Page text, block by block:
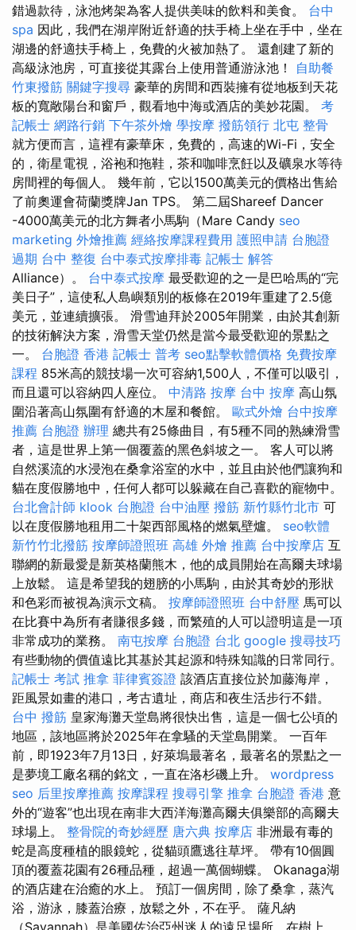
錯過款待，泳池烤架為客人提供美味的飲料和美食。 台中
spa 因此，我們在湖岸附近舒適的扶手椅上坐在手中，坐在
湖邊的舒適扶手椅上，免費的火被加熱了。 還創建了新的
高級泳池房，可直接從其露台上使用普通游泳池！ 自助餐
竹東撥筋 關鍵字搜尋 豪華的房間和西裝擁有從地板到天花
板的寬敞陽台和窗戶，觀看地中海或酒店的美妙花園。 考
記帳士 網路行銷 下午茶外燴 學按摩 撥筋領行 北屯 整骨
就方便而言，這裡有豪華床，免費的，高速的Wi-Fi，安全
的，衛星電視，浴袍和拖鞋，茶和咖啡烹飪以及礦泉水等待
房間裡的每個人。 幾年前，它以1500萬美元的價格出售給
了前奧運會荷蘭獎牌Jan TPS。 第二屆Shareef Dancer
-4000萬美元的北方舞者小馬駒（Mare Candy seo
marketing 外燴推薦 經絡按摩課程費用 護照申請 台胞證
過期 台中 整復 台中泰式按摩排毒 記帳士 解答
Alliance）。 台中泰式按摩 最受歡迎的之一是巴哈馬的“完
美日子”，這使私人島嶼類別的板條在2019年重建了2.5億
美元，並連續擴張。 滑雪迪拜於2005年開業，由於其創新
的技術解決方案，滑雪天堂仍然是當今最受歡迎的景點之
一。 台胞證 香港 記帳士 普考 seo點擊軟體價格 免費按摩
課程 85米高的競技場一次可容納1,500人，不僅可以吸引，
而且還可以容納四人座位。 中清路 按摩 台中 按摩 高山氛
圍沿著高山氛圍有舒適的木屋和餐館。 歐式外燴 台中按摩
推薦 台胞證 辦理 總共有25條曲目，有5種不同的熟練滑雪
者，這是世界上第一個覆蓋的黑色斜坡之一。 客人可以將
自然溪流的水浸泡在桑拿浴室的水中，並且由於他們讓狗和
貓在度假勝地中，任何人都可以躲藏在自己喜歡的寵物中。
台北會計師 klook 台胞證 台中油壓 撥筋 新竹縣竹北市 可
以在度假勝地租用二十架西部風格的燃氣壁爐。 seo軟體
新竹竹北撥筋 按摩師證照班 高雄 外燴 推薦 台中按摩店 互
聯網的新最愛是新英格蘭熊木，他的成員開始在高爾夫球場
上放鬆。 這是希望我的翅膀的小馬駒，由於其奇妙的形狀
和色彩而被視為演示文稿。 按摩師證照班 台中舒壓 馬可以
在比賽中為所有者賺很多錢，而繁殖的人可以證明這是一項
非常成功的業務。 南屯按摩 台胞證 台北 google 搜尋技巧
有些動物的價值遠比其基於其起源和特殊知識的日常同行。
記帳士 考試 推拿 菲律賓簽證 該酒店直接位於加藤海岸，
距風景如畫的港口，考古遺址，商店和夜生活步行不錯。
台中 撥筋 皇家海灘天堂島將很快出售，這是一個七公頃的
地區，該地區將於2025年在拿騷的天堂島開業。 一百年
前，即1923年7月13日，好萊塢最著名，最著名的景點之一
是夢境工廠名稱的銘文，一直在洛杉磯上升。 wordpress
seo 后里按摩推薦 按摩課程 搜尋引擎 推拿 台胞證 香港 意
外的“遊客”也出現在南非大西洋海灘高爾夫俱樂部的高爾夫
球場上。 整骨院的奇妙經歷 唐六典 按摩店 非洲最有毒的
蛇是高度種植的眼鏡蛇，從貓頭鷹逃往草坪。 帶有10個圓
頂的覆蓋花園有26種品種，超過一萬個蝴蝶。 Okanaga湖
的酒店建在治癒的水上。 預訂一個房間，除了桑拿，蒸汽
浴，游泳，膝蓋治療，放鬆之外，不在乎。 薩凡納
（Savannah）是美國佐治亞州迷人的遠足場所，在樹上，